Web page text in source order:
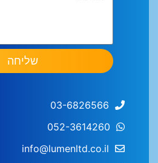
שליחה
03-6826566
052-3614260
info@lumenltd.co.il